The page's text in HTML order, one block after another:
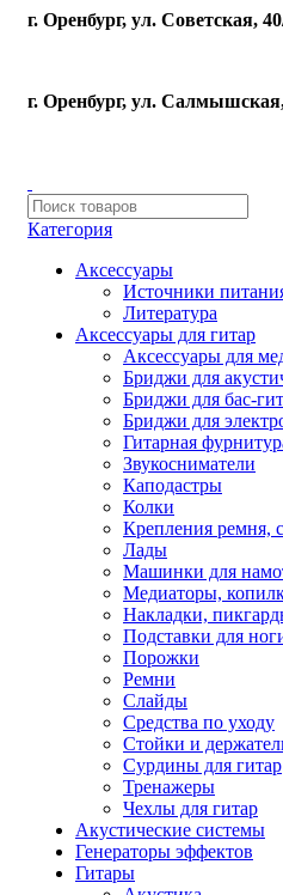
г. Оренбург, ул. Советская,
г. Оренбург, ул.
Категория
Аксессуары
Источники
Литература
Аксессуары для гитар
Аксессуары для
Бриджи для
Бриджи для бас-
Бриджи для
Гитарная
Звукосниматели
Каподастры
Колки
Крепления ремня,
Лады
Машинки для
Медиаторы,
Накладки,
Подставки для
Порожки
Ремни
Слайды
Средства по уходу
Стойки и
Сурдины для гитар
Тренажеры
Чехлы для гитар
Акустические системы
Генераторы эффектов
Гитары